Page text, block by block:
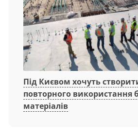
Під Києвом хочуть
повторного використання
матеріалів